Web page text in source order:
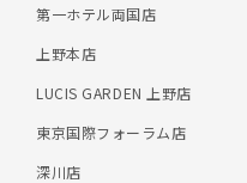
第一ホテル両国店
上野本店
LUCIS GARDEN 上野店
東京国際フォーラム店
深川店